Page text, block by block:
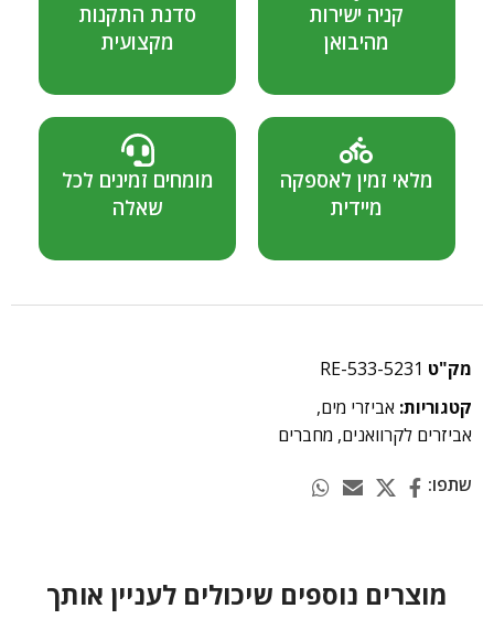
קניה ישירות
מהיבואן
סדנת התקנות
מקצועית
מלאי זמין לאספקה
מיידית
מומחים זמינים לכל
שאלה
מק"ט RE-533-5231
קטגוריות: אביזרי מים,
אביזרים לקרוואנים, מחברים
שתפו:
מוצרים נוספים שיכולים לעניין אותך